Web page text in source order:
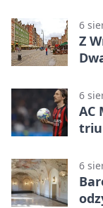
6
Z
6
AC
6